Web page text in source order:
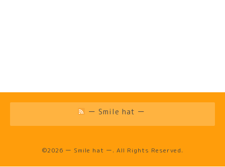
ー Smile hat ー
©2026 ー Smile hat ー. All Rights Reserved.